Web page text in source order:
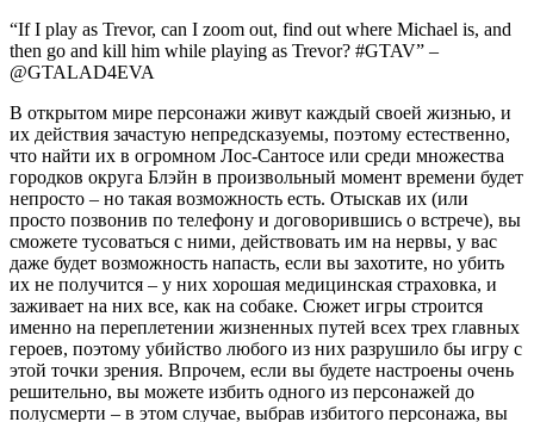
“If I play as Trevor, can I zoom out, find out where Michael is, and
then go and kill him while playing as Trevor? #GTAV” –
@GTALAD4EVA
В открытом мире персонажи живут каждый своей жизнью, и
их действия зачастую непредсказуемы, поэтому естественно,
что найти их в огромном Лос-Сантосе или среди множества
городков округа Блэйн в произвольный момент времени будет
непросто – но такая возможность есть. Отыскав их (или
просто позвонив по телефону и договорившись о встрече), вы
сможете тусоваться с ними, действовать им на нервы, у вас
даже будет возможность напасть, если вы захотите, но убить
их не получится – у них хорошая медицинская страховка, и
заживает на них все, как на собаке. Сюжет игры строится
именно на переплетении жизненных путей всех трех главных
героев, поэтому убийство любого из них разрушило бы игру с
этой точки зрения. Впрочем, если вы будете настроены очень
решительно, вы можете избить одного из персонажей до
полусмерти – в этом случае, выбрав избитого персонажа, вы